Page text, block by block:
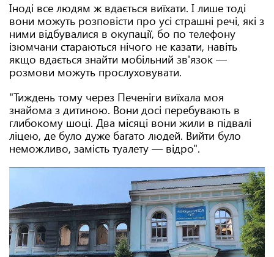
Іноді все людям ж вдається виїхати. І лише тоді
вони можуть розповісти про усі страшні речі, які з
ними відбувалися в окупації, бо по телефону
ізюмчани стараються нічого не казати, навіть
якщо вдається знайти мобільний зв'язок —
розмови можуть прослуховувати.
"Тиждень тому через Печеніги виїхала моя
знайома з дитиною. Вони досі перебувають в
глибокому шоці. Два місяці вони жили в підвалі
ліцею, де було дуже багато людей. Вийти було
неможливо, замість туалету — відро".